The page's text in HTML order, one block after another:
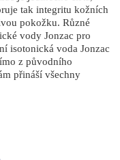
tak integritu kožních
pokožku. Různé
vody Jonzac pro
isotonická voda Jonzac
z původního
přináší všechny